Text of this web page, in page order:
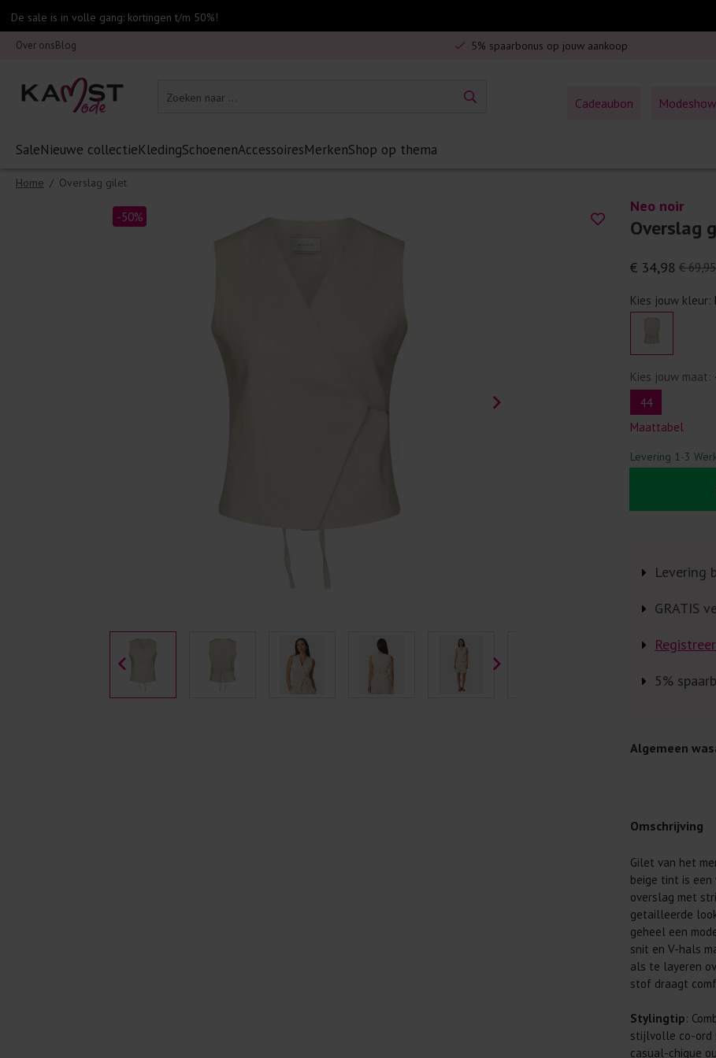
De sale is in volle gang: kortingen t/m 50%!
Over onsBlog
5% spaarbonus op jouw aankoop
Cadeaubon Modeshow
SaleNieuwe collectieKledingSchoenenAccessoiresMerkenShop op thema
Home / Overslag gilet
-50%
Neo noir
Overslag
€ 69,95
€ 34,98
Kies jouw kleur:
Kies jouw maat:
44
Maattabel
Levering 1-3
Levering
GRATIS
5%
Algemeen
Je wilt
Daarom geven
Lees altijd
Was kleding
buitenkant.
Wees zuinig
genoeg.
Was zo koud
al prima.
Omschrijving
Gilet van het
beige tint is een
overslag met
getailleerde
geheel een
snit en V-hals
als te layeren
stof draagt
Stylingtip:
stijlvolle co-ord
casual-chique